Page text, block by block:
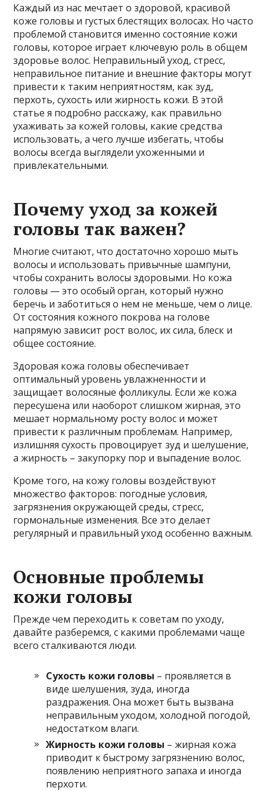
Каждый из нас мечтает о здоровой, красивой
коже головы и густых блестящих волосах. Но часто
проблемой становится именно состояние кожи
головы, которое играет ключевую роль в общем
здоровье волос. Неправильный уход, стресс,
неправильное питание и внешние факторы могут
привести к таким неприятностям, как зуд,
перхоть, сухость или жирность кожи. В этой
статье я подробно расскажу, как правильно
ухаживать за кожей головы, какие средства
использовать, а чего лучше избегать, чтобы
волосы всегда выглядели ухоженными и
привлекательными.
Почему уход за кожей
головы так важен?
Многие считают, что достаточно хорошо мыть
волосы и использовать привычные шампуни,
чтобы сохранить волосы здоровыми. Но кожа
головы — это особый орган, который нужно
беречь и заботиться о нем не меньше, чем о лице.
От состояния кожного покрова на голове
напрямую зависит рост волос, их сила, блеск и
общее состояние.
Здоровая кожа головы обеспечивает
оптимальный уровень увлажненности и
защищает волосяные фолликулы. Если же кожа
пересушена или наоборот слишком жирная, это
мешает нормальному росту волос и может
привести к различным проблемам. Например,
излишняя сухость провоцирует зуд и шелушение,
а жирность – закупорку пор и выпадение волос.
Кроме того, на кожу головы воздействуют
множество факторов: погодные условия,
загрязнения окружающей среды, стресс,
гормональные изменения. Все это делает
регулярный и правильный уход особенно важным.
Основные проблемы
кожи головы
Прежде чем переходить к советам по уходу,
давайте разберемся, с какими проблемами чаще
всего сталкиваются люди.
Сухость кожи головы – проявляется в
виде шелушения, зуда, иногда
раздражения. Она может быть вызвана
неправильным уходом, холодной погодой,
недостатком влаги.
Жирность кожи головы – жирная кожа
приводит к быстрому загрязнению волос,
появлению неприятного запаха и иногда
перхоти.